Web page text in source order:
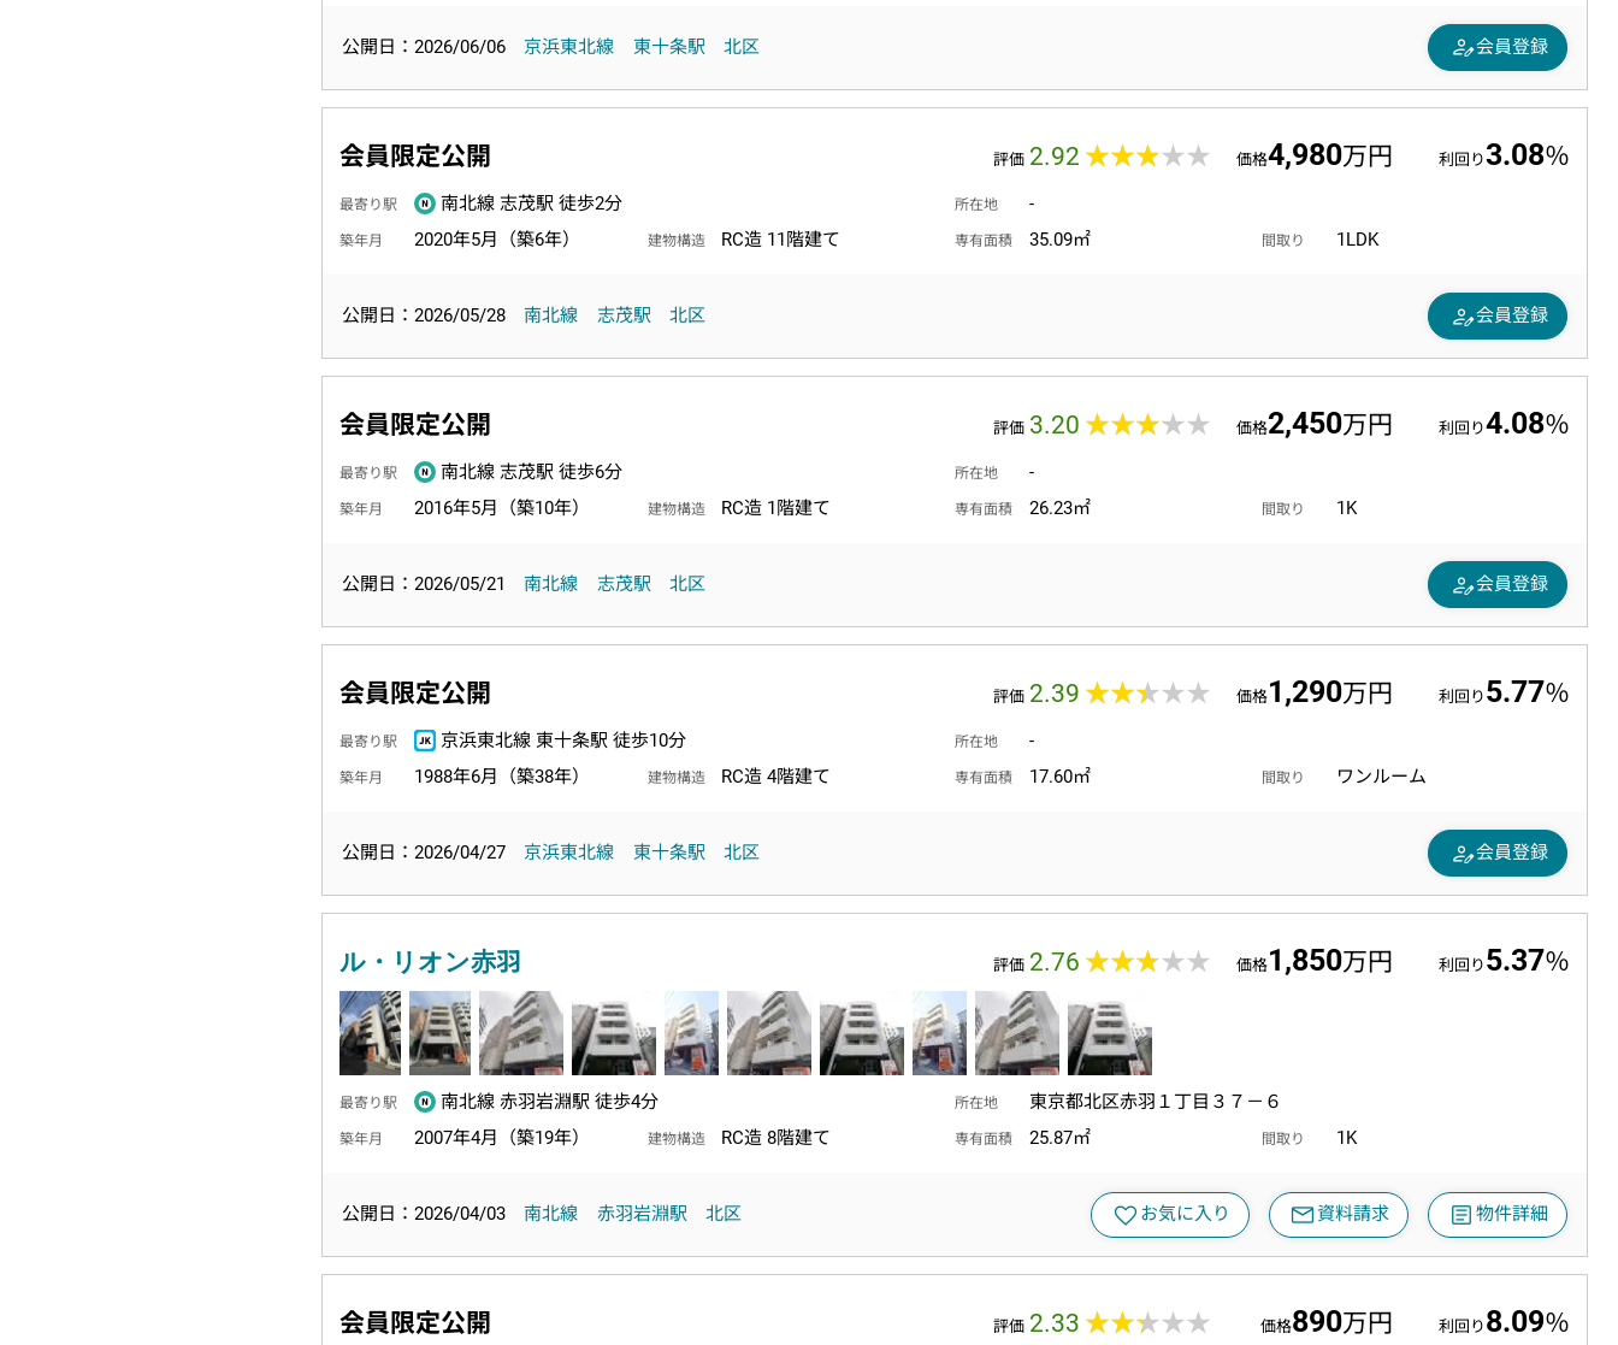
公開日：2026/06/06 京浜東北線 東十条駅 北区 person_edit会員登録
会員限定公開 評価 2.92 ★★★★★
★★★★★ 価格4,980万円 利回り3.08％
最寄り駅 南北線 志茂駅 徒歩2分 所在地 -
築年月 2020年5月（築6年） 建物構造 RC造 11階建て 専有面積 35.09㎡ 間取り 1LDK
公開日：2026/05/28 南北線 志茂駅 北区 person_edit会員登録
会員限定公開 評価 3.20 ★★★★★
★★★★★ 価格2,450万円 利回り4.08％
最寄り駅 南北線 志茂駅 徒歩6分 所在地 -
築年月 2016年5月（築10年） 建物構造 RC造 1階建て 専有面積 26.23㎡ 間取り 1K
公開日：2026/05/21 南北線 志茂駅 北区 person_edit会員登録
会員限定公開 評価 2.39 ★★★★★
★★★★★ 価格1,290万円 利回り 5.77％
最寄り駅 京浜東北線 東十条駅 徒歩10分 所在地 -
築年月 1988年6月（築38年） 建物構造 RC造 4階建て 専有面積 17.60㎡ 間取り ワンルーム
公開日：2026/04/27 京浜東北線 東十条駅 北区 person_edit会員登録
ル・リオン赤羽 評価 2.76 ★★★★★
★★★★★ 価格1,850万円 利回り 5.37％
最寄り駅 南北線 赤羽岩淵駅 徒歩4分 所在地 東京都北区赤羽１丁目３７－６
築年月 2007年4月（築19年） 建物構造 RC造 8階建て 専有面積 25.87㎡ 間取り 1K
公開日：2026/04/03 南北線 赤羽岩淵駅 北区 favorite お気に入り mail資料請求 article物件詳細
会員限定公開 評価 2.33 ★★★★★
★★★★★ 価格890万円 利回り 8.09％